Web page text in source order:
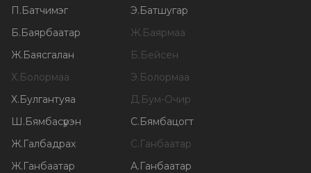
П.Батчимэг Э.Батшугар
Б.Баярбаатар Ж.Баярмаа
Ж.Баясгалан Б.Бейсен
Х.Болормаа Э.Болормаа
Х.Булгантуяа Д.Бум-Очир
Ш.Бямбасүрэн С.Бямбацогт
Ж.Галбадрах С.Ганбаатар
Ж.Ганбаатар А.Ганбаатар